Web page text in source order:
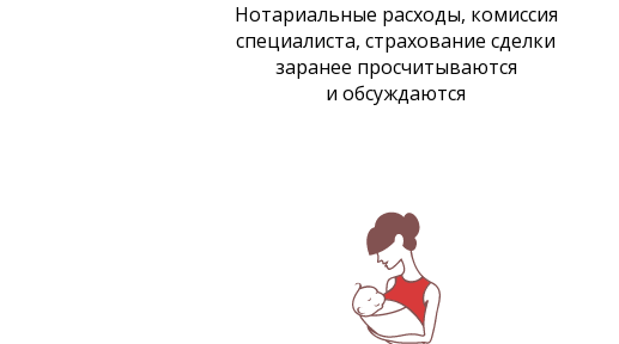
Нотариальные расходы, комиссия
специалиста, страхование сделки
заранее просчитываются
и обсуждаются